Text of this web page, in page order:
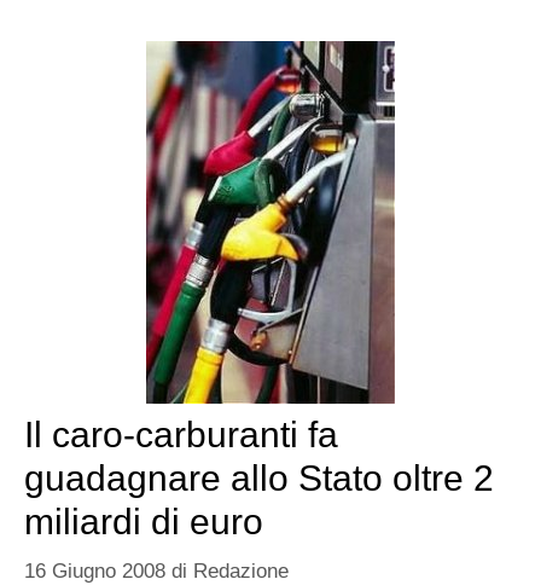
Il caro-carburanti fa
guadagnare allo Stato oltre 2
miliardi di euro
16 Giugno 2008 di Redazione